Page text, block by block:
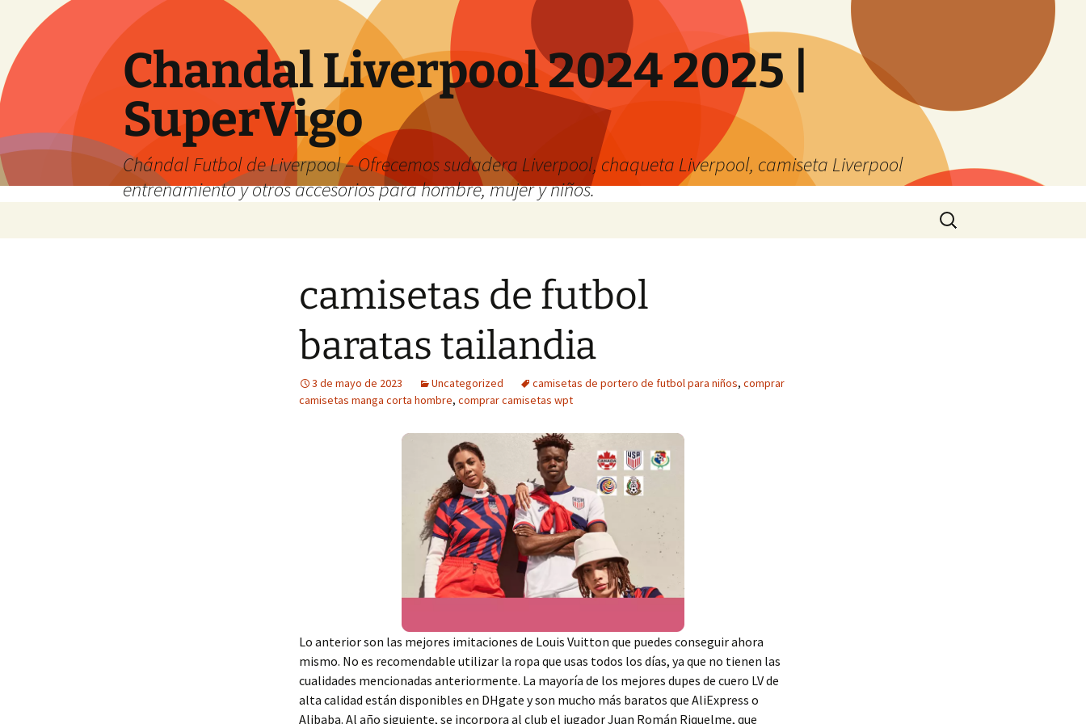
Chandal Liverpool 2024 2025 |
SuperVigo
Chándal Futbol de Liverpool – Ofrecemos sudadera Liverpool, chaqueta Liverpool, camiseta Liverpool
entrenamiento y otros accesorios para hombre, mujer y niños.
Buscar:
camisetas de futbol
baratas tailandia
3 de mayo de 2023 Uncategorized camisetas de portero de futbol para niños, comprar
camisetas manga corta hombre, comprar camisetas wpt
Lo anterior son las mejores imitaciones de Louis Vuitton que puedes conseguir ahora
mismo. No es recomendable utilizar la ropa que usas todos los días, ya que no tienen las
cualidades mencionadas anteriormente. La mayoría de los mejores dupes de cuero LV de
alta calidad están disponibles en DHgate y son mucho más baratos que AliExpress o
Alibaba. Al año siguiente, se incorpora al club el jugador Juan Román Riquelme, que